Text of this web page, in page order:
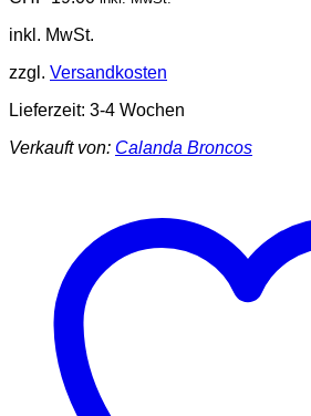
inkl. MwSt.
zzgl. Versandkosten
Lieferzeit: 3-4 Wochen
Verkauft von: Calanda Broncos